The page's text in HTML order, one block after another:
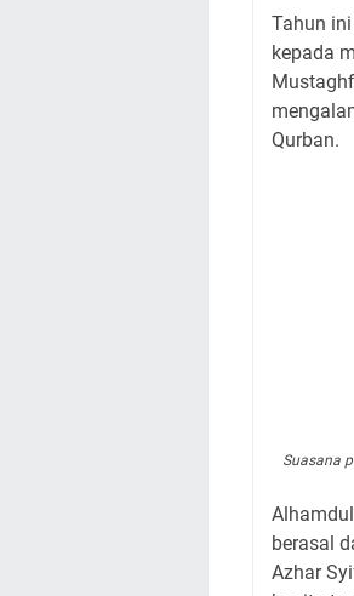
Tahun
kepada
Qurban.
Suasana
berasal
Azhar